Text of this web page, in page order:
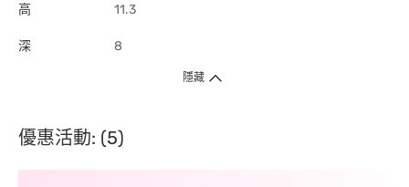
高 11.3
深 8
隱藏
優惠活動: (5)